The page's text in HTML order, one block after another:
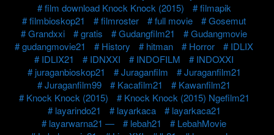
film download Knock Knock (2015)
filmapik
filmbioskop21
filmroster full movie
Gosemut
Grandxxi
gratis Gudangfilm21
Gudangmovie
gudangmovie21
History hitman Horror
IDLIX
IDLIX21
IDNXXI INDOFILM
INDOXXI
juraganbioskop21
Juraganfilm
Juraganfilm21
Juraganfilm99
Kacafilm21
Kawanfilm21
Knock Knock (2015)
Knock Knock (2015) Ngefilm21
layarindo21
layarkaca
layarkaca21
layarwarna21 —
lebah21
LebahMovie